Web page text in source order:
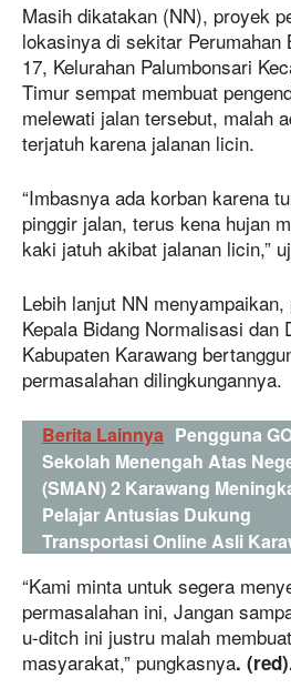
Masih dikatakan (NN), proyek
lokasinya di sekitar Perumahan
17, Kelurahan Palumbonsari
Timur sempat membuat
melewati jalan tersebut, malah
terjatuh karena jalanan licin.
“Imbasnya ada korban karena
pinggir jalan, terus kena hujan
kaki jatuh akibat jalanan licin,”
Lebih lanjut NN
Kepala Bidang Normalisasi dan
Kabupaten Karawang
permasalahan dilingkungannya.
Berita Lainnya Pengguna
Sekolah Menengah Atas
(SMAN) 2 Karawang
Pelajar Antusias Dukung
Transportasi Online Asli
“Kami minta untuk segera
permasalahan ini, Jangan
u-ditch ini justru malah
masyarakat,” pungkasnya.